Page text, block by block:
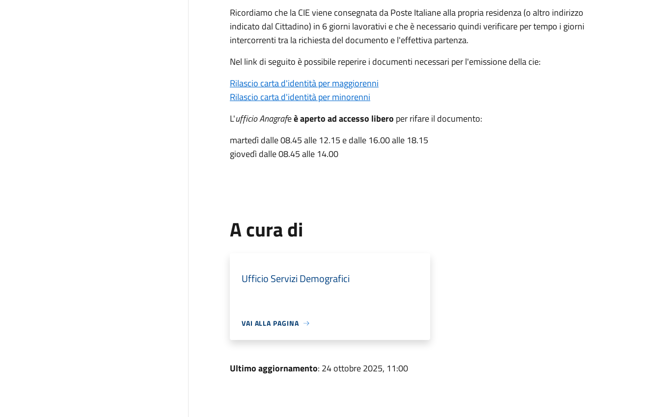
Ricordiamo che la CIE viene consegnata da Poste Italiane alla propria residenza (o altro indirizzo
indicato dal Cittadino) in 6 giorni lavorativi e che è necessario quindi verificare per tempo i giorni
intercorrenti tra la richiesta del documento e l'effettiva partenza.
Nel link di seguito è possibile reperire i documenti necessari per l'emissione della cie:
Rilascio carta d'identità per maggiorenni
Rilascio carta d'identità per minorenni
L'ufficio Anagrafeè aperto ad accesso libero per rifare il documento:
martedì dalle 08.45 alle 12.15 e dalle 16.00 alle 18.15
giovedì dalle 08.45 alle 14.00
A cura di
Ufficio Servizi Demografici
VAI ALLA PAGINA
Ultimo aggiornamento: 24 ottobre 2025, 11:00